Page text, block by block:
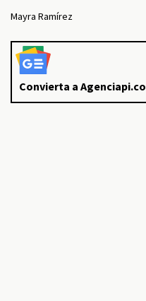
Mayra Ramírez
Convierta a